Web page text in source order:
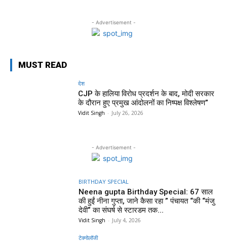
- Advertisement -
MUST READ
देश
CJP के हालिया विरोध प्रदर्शन के बाद, मोदी सरकार
के दौरान हुए प्रमुख आंदोलनों का निष्पक्ष विश्लेषण”
Vidit Singh - July 26, 2026
- Advertisement -
BIRTHDAY SPECIAL
Neena gupta Birthday Special: 67 साल
की हुईं नीना गुप्ता, जाने कैसा रहा ” पंचायत “की “मंजु
देवी” का संघर्ष से स्टारडम तक...
Vidit Singh - July 4, 2026
टेक्नोलॉजी